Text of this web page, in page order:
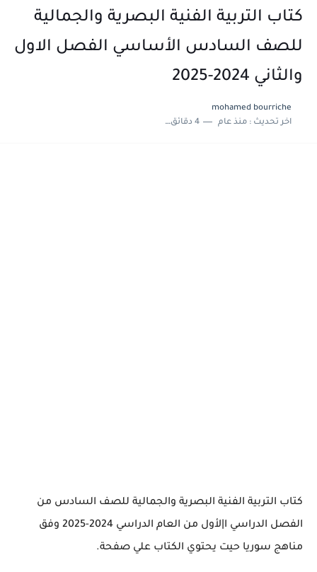
كتاب التربية الفنية البصرية والجمالية
للصف السادس الأساسي الفصل الاول
والثاني 2024-2025
mohamed bourriche
اخر تحديث :منذ عام 4 دقائق للقراءة
كتاب التربية الفنية البصرية والجمالية للصف السادس من
الفصل الدراسي ا|لأول من العام الدراسي 2024-2025 وفق
مناهج سوريا حيت يحتوي الكتاب علي صفحة.